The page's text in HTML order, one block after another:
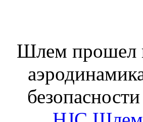
Шлем прошел